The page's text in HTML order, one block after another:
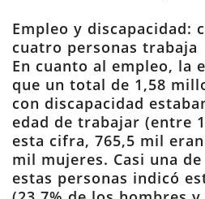
Empleo y discapacidad:
cuatro personas trabaja
En cuanto al empleo, la
que un total de 1,58
con discapacidad
edad de trabajar (entre
esta cifra, 765,5 mil
mil mujeres. Casi una
estas personas indicó